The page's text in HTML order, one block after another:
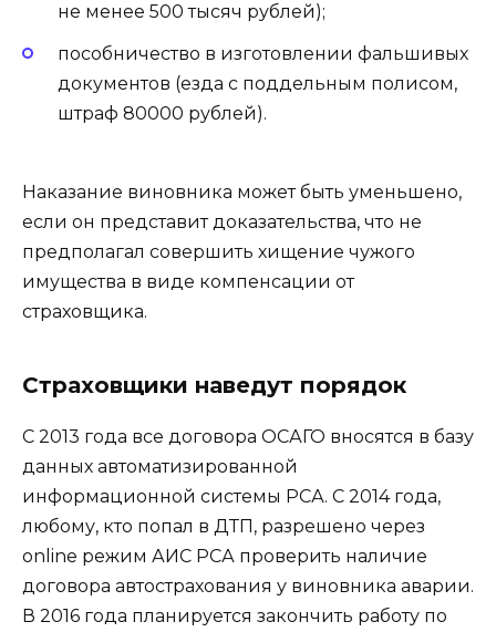
не менее 500 тысяч рублей);
пособничество в изготовлении фальшивых
документов (езда с поддельным полисом,
штраф 80000 рублей).
Наказание виновника может быть уменьшено,
если он представит доказательства, что не
предполагал совершить хищение чужого
имущества в виде компенсации от
страховщика.
Страховщики наведут порядок
С 2013 года все договора ОСАГО вносятся в базу
данных автоматизированной
информационной системы РСА. С 2014 года,
любому, кто попал в ДТП, разрешено через
online режим АИС РСА проверить наличие
договора автострахования у виновника аварии.
В 2016 года планируется закончить работу по